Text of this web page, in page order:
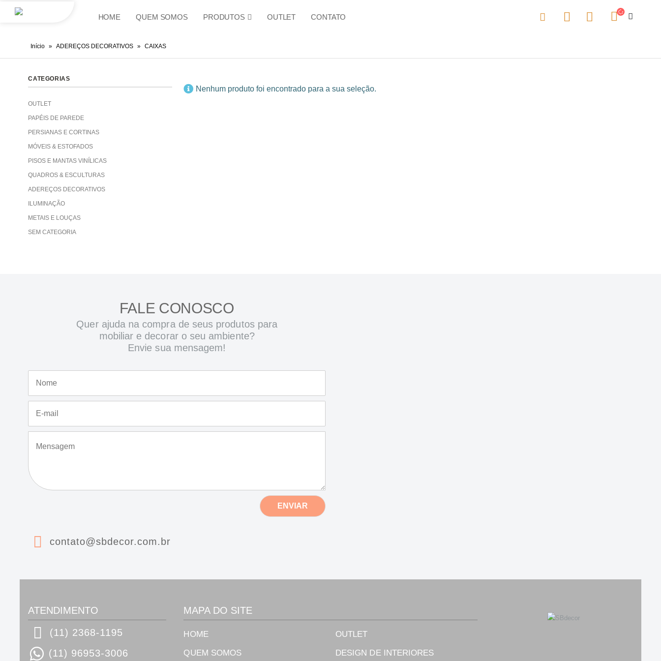
HOME QUEM SOMOS PRODUTOS OUTLET CONTATO
Início » ADEREÇOS DECORATIVOS » CAIXAS
Nenhum produto foi encontrado para a sua seleção.
CATEGORIAS
OUTLET
PAPÉIS DE PAREDE
PERSIANAS E CORTINAS
MÓVEIS & ESTOFADOS
PISOS E MANTAS VINÍLICAS
QUADROS & ESCULTURAS
ADEREÇOS DECORATIVOS
ILUMINAÇÃO
METAIS E LOUÇAS
SEM CATEGORIA
FALE CONOSCO
Quer ajuda na compra de seus produtos para
mobiliar e decorar o seu ambiente?
Envie sua mensagem!
m
e
m
a
a
ENVIAR
contato@sbdecor.com.br
ATENDIMENTO
(11) 2368-1195
(11) 96953-3006
MAPA DO SITE
HOME
QUEM SOMOS
OUTLET
DESIGN DE INTERIORES